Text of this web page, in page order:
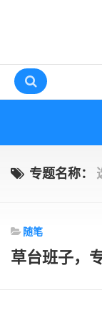
互动
专题名称：
随笔
草台班子，